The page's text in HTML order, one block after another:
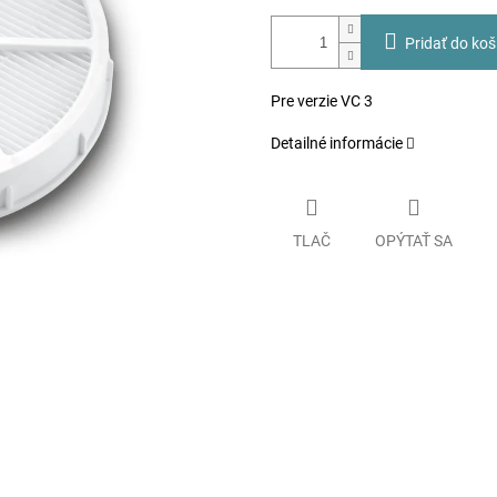
Pridať do
Pre verzie VC 3
Detailné informácie
TLAČ OPÝTAŤ SA